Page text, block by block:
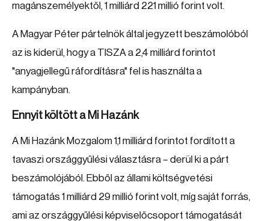
magánszemélyektől, 1 milliárd 221 millió forint volt.
A Magyar Péter pártelnök által jegyzett beszámolóból
az is kiderül, hogy a TISZA a 2,4 milliárd forintot
"anyagjellegű ráfordításra" fel is használta a
kampányban.
Ennyit költött a Mi Hazánk
A Mi Hazánk Mozgalom 1,1 milliárd forintot fordított a
tavaszi országgyűlési választásra – derül ki a párt
beszámolójából. Ebből az állami költségvetési
támogatás 1 milliárd 29 millió forint volt, míg saját forrás,
ami az országgyűlési képviselőcsoport támogatását